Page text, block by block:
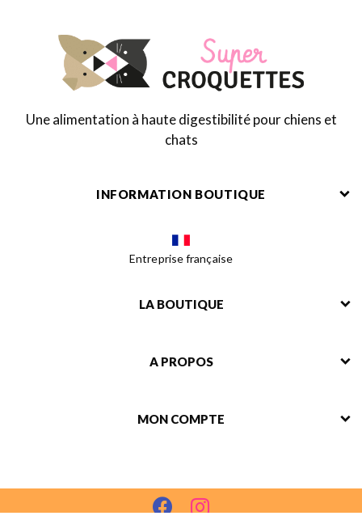
Une alimentation à haute digestibilité pour chiens et
chats
INFORMATION BOUTIQUE
Entreprise française
LA BOUTIQUE
A PROPOS
MON COMPTE